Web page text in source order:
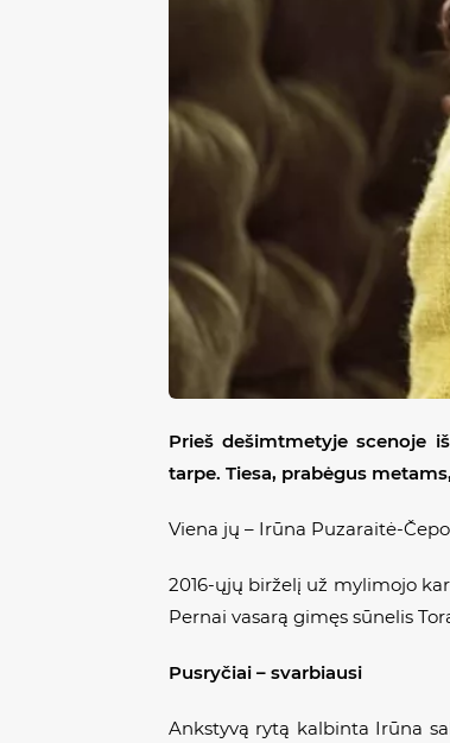
Prieš dešimtmetyje scenoje
tarpe. Tiesa, prabėgus
Viena jų – Irūna Puzaraitė-
2016-ųjų birželį už mylimojo
Pernai vasarą gimęs sūnelis
Pusryčiai – svarbiausi
Ankstyvą rytą kalbinta Irūna